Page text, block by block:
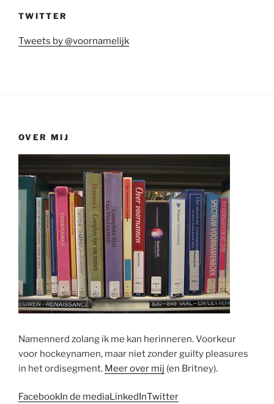
TWITTER
Tweets by @voornamelijk
OVER MIJ
Namennerd zolang ik me kan herinneren. Voorkeur
voor hockeynamen, maar niet zonder guilty pleasures
in het ordisegment. Meer over mij (en Britney).
FacebookIn de mediaLinkedInTwitter